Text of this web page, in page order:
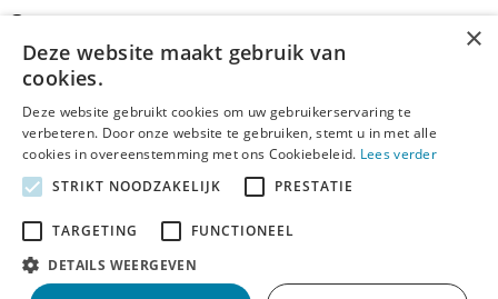
Over
Over ons
Contact
Publicatieregels
Legal
Privacy
Algemene Voorwaarden
Notice and Takedown
×
Deze website maakt gebruik van
cookies.
Deze website gebruikt cookies om uw gebruikerservaring te
verbeteren. Door onze website te gebruiken, stemt u in met alle
cookies in overeenstemming met ons Cookiebeleid. Lees verder
STRIKT NOODZAKELIJK
PRESTATIE
TARGETING
FUNCTIONEEL
DETAILS WEERGEVEN